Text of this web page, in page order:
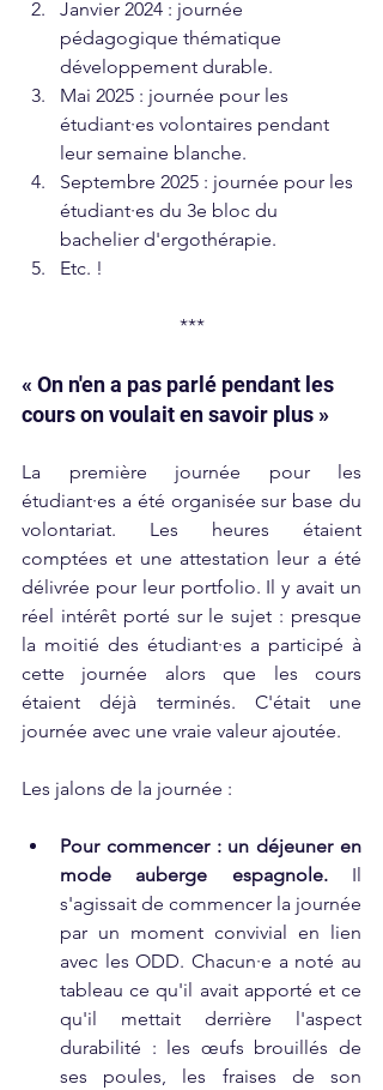
Janvier 2024 : journée
pédagogique thématique
développement durable.
Mai 2025 : journée pour les
étudiant·es volontaires pendant
leur semaine blanche.
Septembre 2025 : journée pour les
étudiant·es du 3e bloc du
bachelier d'ergothérapie.
Etc. !
***
« On n'en a pas parlé pendant les
cours on voulait en savoir plus »
La première journée pour les
étudiant·es a été organisée sur base du
volontariat. Les heures étaient
comptées et une attestation leur a été
délivrée pour leur portfolio. Il y avait un
réel intérêt porté sur le sujet : presque
la moitié des étudiant·es a participé à
cette journée alors que les cours
étaient déjà terminés. C'était une
journée avec une vraie valeur ajoutée.
Les jalons de la journée :
Pour commencer : un déjeuner en
mode auberge espagnole. Il
s'agissait de commencer la journée
par un moment convivial en lien
avec les ODD. Chacun·e a noté au
tableau ce qu'il avait apporté et ce
qu'il mettait derrière l'aspect
durabilité : les œufs brouillés de
ses poules, les fraises de son